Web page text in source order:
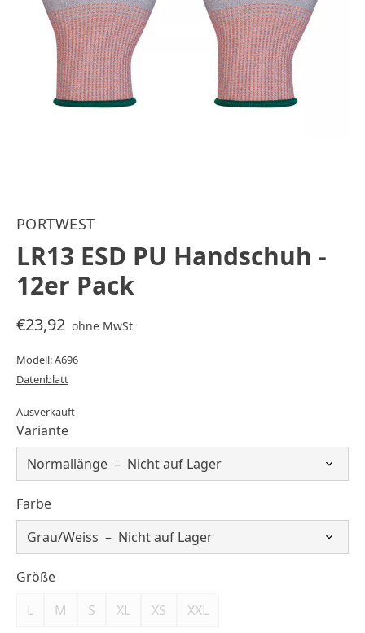
PORTWEST
LR13 ESD PU Handschuh -
12er Pack
€23,92 ohne MwSt
Modell: A696
Datenblatt
Ausverkauft
Variante
Farbe
Größe
L
M S XL XS
XXL